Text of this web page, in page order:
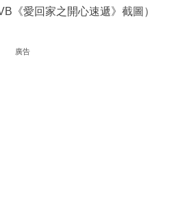
《愛回家之開心速遞》截圖）
廣告